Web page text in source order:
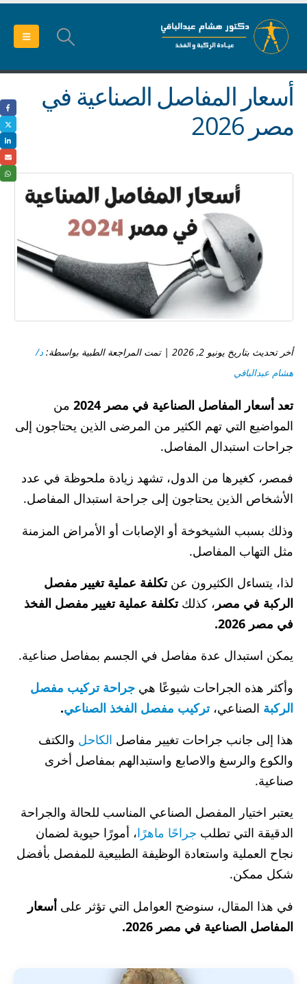
أسعار المفاصل الصناعية في
مصر 2026
أخر تحديث بتاريخ يونيو 2, 2026 | تمت المراجعة الطبية بواسطة:
د/
هشام عبدالباقي
تعد أسعار المفاصل الصناعية في مصر 2024
من
المواضيع التي تهم الكثير من المرضى الذين يحتاجون إلى
جراحات استبدال المفاصل.
فمصر، كغيرها من الدول، تشهد زيادة ملحوظة في عدد
الأشخاص الذين يحتاجون إلى جراحة استبدال المفاصل.
وذلك بسبب الشيخوخة أو الإصابات أو الأمراض المزمنة
مثل التهاب المفاصل.
لذا، يتساءل الكثيرون عنتكلفة عملية تغيير مفصل
الركبة في مصر ، كذلكتكلفة عملية تغيير مفصل الفخذ
في مصر 2026.
يمكن استبدال عدة مفاصل في الجسم بمفاصل صناعية.
وأكثر هذه الجراحات شيوعًا هي جراحة تركيب مفصل
الركبة الصناعي،تركيب مفصل الفخذ الصناعي.
هذا إلى جانب جراحات تغيير مفاصل الكاحل والكتف
والكوع والرسغ والاصابع واستبدالهم بمفاصل أخرى
صناعية.
يعتبر اختيار المفصل الصناعي المناسب للحالة والجراحة
الدقيقة التي تطلب جراحًا ماهرًا، أمورًا حيوية لضمان
نجاح العملية واستعادة الوظيفة الطبيعية للمفصل بأفضل
شكل ممكن.
في هذا المقال، سنوضح العوامل التي تؤثر على أسعار
المفاصل الصناعية في مصر 2026.